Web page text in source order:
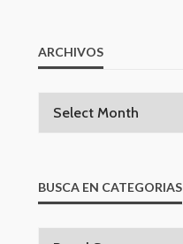
ARCHIVOS
BUSCA EN CATEGORIAS